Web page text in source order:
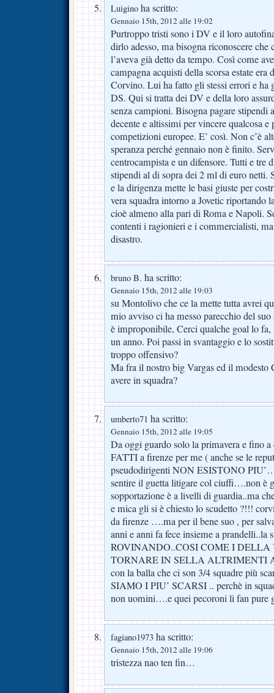
Luigino ha scritto:
Gennaio 15th, 2012 alle 19:02
Purtroppo tristi sono i DV e il loro
dirlo adesso, ma bisogna riconoscere che
l’aveva già detto da tempo. Così come
campagna acquisti della scorsa estate
Corvino. Lui ha fatto gli stessi errori e ha
DS. Qui si tratta dei DV e della loro
senza campioni. Bisogna pagare stipendi
decente e altissimi per vincere qualcosa e
competizioni europee. E’ così. Non c’è
speranza perché gennaio non è finito.
centrocampista e un difensore. Tutti e tre
stipendi al di sopra dei 2 ml di euro netti.
e la dirigenza mette le basi giuste per
vera squadra intorno a Jovetic riportando
cioè almeno alla pari di Roma e Napoli.
contenti i ragionieri e i commercialisti,
disastro.
bruno B. ha scritto:
Gennaio 15th, 2012 alle 19:03
su Montolivo che ce la mette tutta avrei
mio avviso ci ha messo parecchio del
è improponibile, Cerci qualche goal lo
un anno. Poi passi in svantaggio e lo
troppo offensivo?
Ma fra il nostro big Vargas ed il modesto
avere in squadra?
umberto71 ha scritto:
Gennaio 15th, 2012 alle 19:05
Da oggi guardo solo la primavera e fino
FATTI a firenze per me ( anche se le
pseudodirigenti NON ESISTONO
sentire il guetta litigare col ciuffi….non
sopportazione è a livelli di guardia..ma
e mica gli si è chiesto lo scudetto ?!!!
da firenze ….ma per il bene suo , per
anni e anni fa fece insieme a prandelli..la
ROVINANDO..COSI COME I
TORNARE IN SELLA ALTRIMENTI
con la balla che ci son 3/4 squadre più
SIAMO I PIU’ SCARSI .. perchè in
non uomini….e quei pecoroni li fan pure
fagiano1973 ha scritto:
Gennaio 15th, 2012 alle 19:06
tristezza nao ten fin…